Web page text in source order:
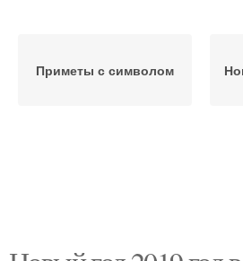
Приметы с символом